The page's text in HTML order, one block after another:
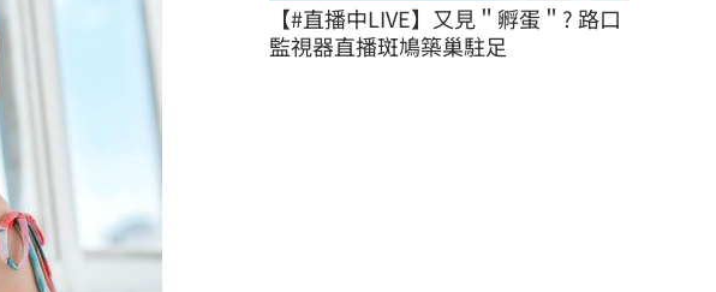
【#直播中LIVE】又見＂孵蛋＂? 路口
監視器直播斑鳩築巢駐足